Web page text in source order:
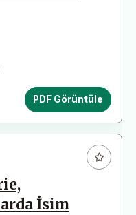
PDF Görüntüle
İsim